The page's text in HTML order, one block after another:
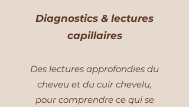
Diagnostics & lectures
capillaires
Des lectures approfondies du
cheveu et du cuir chevelu,
pour comprendre ce qui se